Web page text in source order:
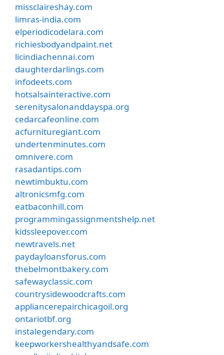
missclaireshay.com
limras-india.com
elperiodicodelara.com
richiesbodyandpaint.net
licindiachennai.com
daughterdarlings.com
infodeets.com
hotsalsainteractive.com
serenitysalonanddayspa.org
cedarcafeonline.com
acfurnituregiant.com
undertenminutes.com
omnivere.com
rasadantips.com
newtimbuktu.com
altronicsmfg.com
eatbaconhill.com
programmingassignmentshelp.net
kidssleepover.com
newtravels.net
paydayloansforus.com
thebelmontbakery.com
safewayclassic.com
countrysidewoodcrafts.com
appliancerepairchicagoil.org
ontariotbf.org
instalegendary.com
keepworkershealthyandsafe.com